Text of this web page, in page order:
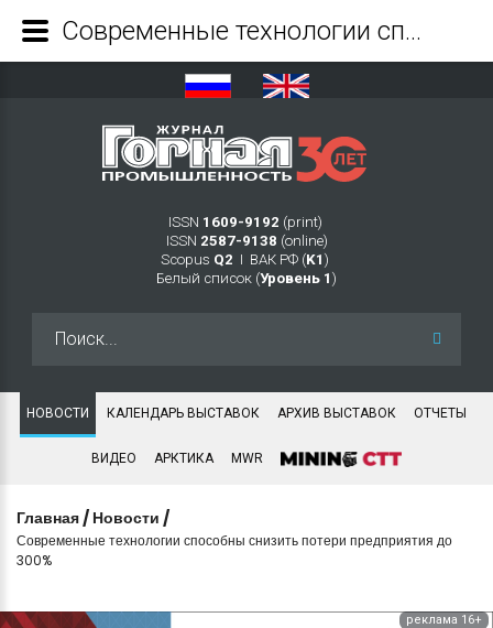
ISSN 1609-9192 (print)
ISSN 2587-9138 (online)
Scopus Q2 Ι ВАК РФ (K1 )
Белый список (Уровень 1 )
НОВОСТИ КАЛЕНДАРЬ ВЫСТАВОК АРХИВ ВЫСТАВОК ОТЧЕТЫ
ВИДЕО АРКТИКА MWR
Главная / Новости /
Современные технологии способны снизить потери предприятия до
300%
реклама 16+
Современные технологии способны снизить потери предприятия до 300% - Журнал Горная промышленность